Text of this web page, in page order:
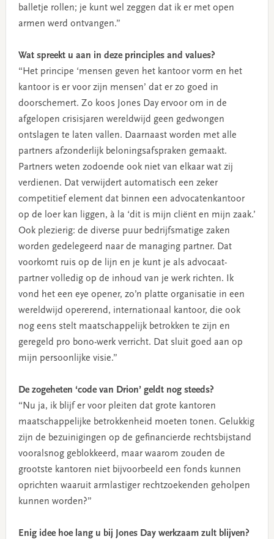
balletje rollen; je kunt wel zeggen dat ik er met open
armen werd ontvangen.”
Wat spreekt u aan in deze principles and values?
“Het principe ‘mensen geven het kantoor vorm en het
kantoor is er voor zijn mensen’ dat er zo goed in
doorschemert. Zo koos Jones Day ervoor om in de
afgelopen crisisjaren wereldwijd geen gedwongen
ontslagen te laten vallen. Daarnaast worden met alle
partners afzonderlijk beloningsafspraken gemaakt.
Partners weten zodoende ook niet van elkaar wat zij
verdienen. Dat verwijdert automatisch een zeker
competitief element dat binnen een advocatenkantoor
op de loer kan liggen, à la ‘dit is mijn cliënt en mijn zaak.’
Ook plezierig: de diverse puur bedrijfsmatige zaken
worden gedelegeerd naar de managing partner. Dat
voorkomt ruis op de lijn en je kunt je als advocaat-
partner volledig op de inhoud van je werk richten. Ik
vond het een eye opener, zo’n platte organisatie in een
wereldwijd opererend, internationaal kantoor, die ook
nog eens stelt maatschappelijk betrokken te zijn en
geregeld pro bono-werk verricht. Dat sluit goed aan op
mijn persoonlijke visie.”
De zogeheten ‘code van Drion’ geldt nog steeds?
“Nu ja, ik blijf er voor pleiten dat grote kantoren
maatschappelijke betrokkenheid moeten tonen. Gelukkig
zijn de bezuinigingen op de gefinancierde rechtsbijstand
vooralsnog geblokkeerd, maar waarom zouden de
grootste kantoren niet bijvoorbeeld een fonds kunnen
oprichten waaruit armlastiger rechtzoekenden geholpen
kunnen worden?”
Enig idee hoe lang u bij Jones Day werkzaam zult blijven?